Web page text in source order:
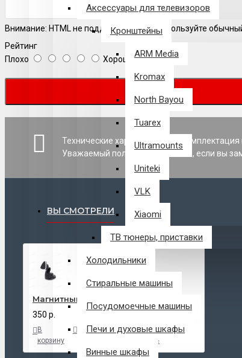
Аксессуары для телевизоров
Кронштейны
ARM Media
Kromax
North Bayou
Tuarex
Ultramounts
Uniteki
VLK
Xiaomi
ТВ тюнеры, приставки
Холодильники
Стиральные машины
Посудомоечные машины
Печи и духовые шкафы
Винные шкафы
Внимание: HTML не поддерживается! Используйте
Рейтинг
Плохо
Хорошо
Технические характеристики,
Уважаемый пользователь сайта, если вы
ВЫ СМОТРЕЛИ
Магнитный держатель "YQ-CT019"
350 р.
В
корзину
В
сравнение